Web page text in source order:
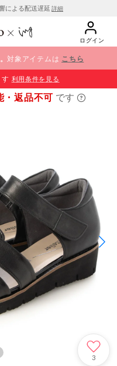
による配送遅延 詳細
ログイン
対象アイテムは こちら
す 利用条件を見る
・返品不可 です
3